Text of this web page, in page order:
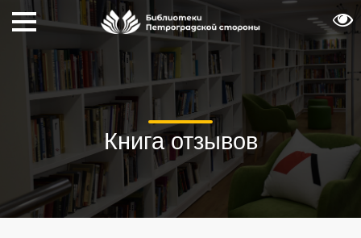
Книга отзывов